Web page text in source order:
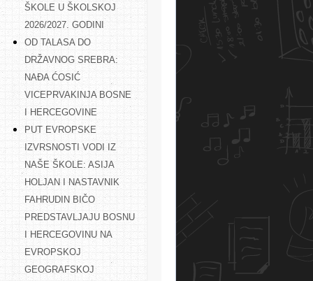
ŠKOLE U ŠKOLSKOJ
2026/2027. GODINI
OD TALASA DO
DRŽAVNOG SREBRA:
NAĐA ĆOSIĆ
VICEPRVAKINJA BOSNE
I HERCEGOVINE
PUT EVROPSKE
IZVRSNOSTI VODI IZ
NAŠE ŠKOLE: ASIJA
HOLJAN I NASTAVNIK
FAHRUDIN BIČO
PREDSTAVLJAJU BOSNU
I HERCEGOVINU NA
EVROPSKOJ
GEOGRAFSKOJ